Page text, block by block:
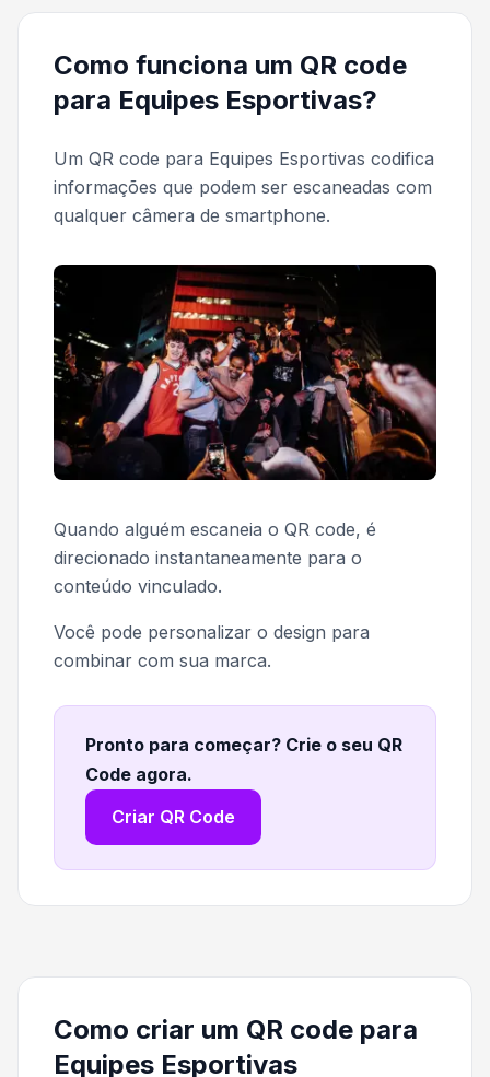
Como funciona um QR code
para Equipes Esportivas?
Um QR code para Equipes Esportivas codifica
informações que podem ser escaneadas com
qualquer câmera de smartphone.
Quando alguém escaneia o QR code, é
direcionado instantaneamente para o
conteúdo vinculado.
Você pode personalizar o design para
combinar com sua marca.
Pronto para começar? Crie o seu QR
Code agora.
Criar QR Code
Como criar um QR code para
Equipes Esportivas